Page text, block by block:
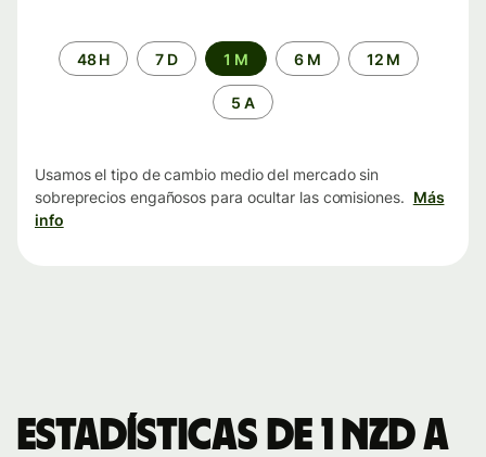
Periodo48 H 7 D 1 M 6 M 12 M
5 A
Usamos el tipo de cambio medio del mercado sin
sobreprecios engañosos para ocultar las comisiones. Más
info
Estadísticas de 1 NZD a